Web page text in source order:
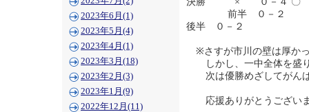
2023年6月(1)
2023年5月(4)
2023年4月(1)
2023年3月(18)
2023年2月(3)
2023年1月(9)
2022年12月(11)
前半 ０－２
後半 ０－２
※さすが市川の壁は厚か
しかし、一中全体を盛
次は優勝めざしてがん
応援ありがとうござい